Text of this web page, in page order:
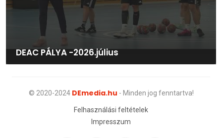
DEAC PÁLYA -2026.július
© 2020-2024 DEmedia.hu - Minden jog fenntartva!
Felhasználási feltételek
Impresszum